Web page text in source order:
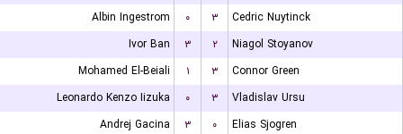
Albin Ingestrom
۰ ۳
Cedric Nuytinck
Ivor Ban
۳ ۲
Niagol Stoyanov
Mohamed El-Beiali
۱ ۳
Connor Green
Leonardo Kenzo Iizuka
۰ ۳
Vladislav Ursu
Andrej Gacina
۳ ۰
Elias Sjogren